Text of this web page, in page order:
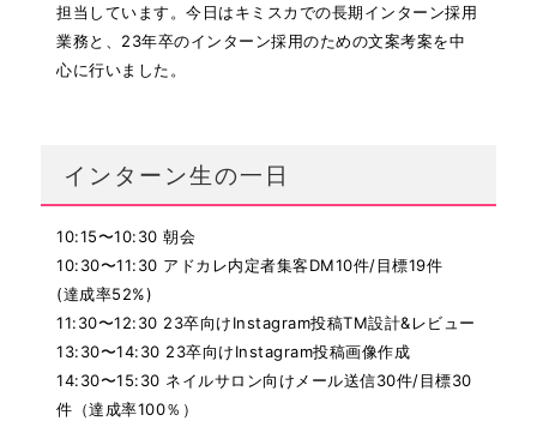
担当しています。今日はキミスカでの長期インターン採用
業務と、23年卒のインターン採用のための文案考案を中
心に行いました。
インターン生の一日
10:15〜10:30 朝会
10:30〜11:30 アドカレ内定者集客DM10件/目標19件
(達成率52%)
11:30〜12:30 23卒向けInstagram投稿TM設計&レビュー
13:30〜14:30 23卒向けInstagram投稿画像作成
14:30〜15:30 ネイルサロン向けメール送信30件/目標30
件（達成率100％）